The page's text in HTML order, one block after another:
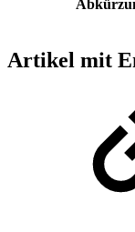
Artikel mit